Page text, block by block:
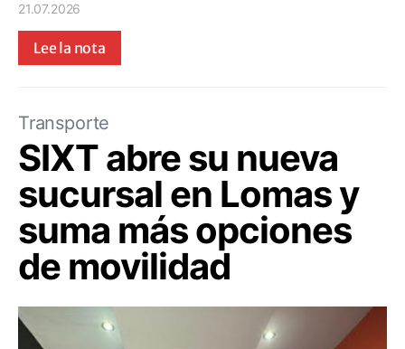
21.07.2026
Lee la nota
Transporte
SIXT abre su nueva
sucursal en Lomas y
suma más opciones
de movilidad